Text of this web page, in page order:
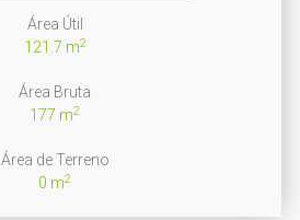
Área Útil
121.7 m2
Área Bruta
177 m2
Área de Terreno
0 m2